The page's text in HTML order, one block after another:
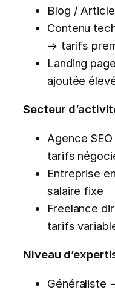
Blog /
Contenu
→ tarifs
Landing
ajoutée
Secteur
Agence
tarifs
Entreprise
salaire fixe
Freelance
tarifs
Niveau
Généraliste